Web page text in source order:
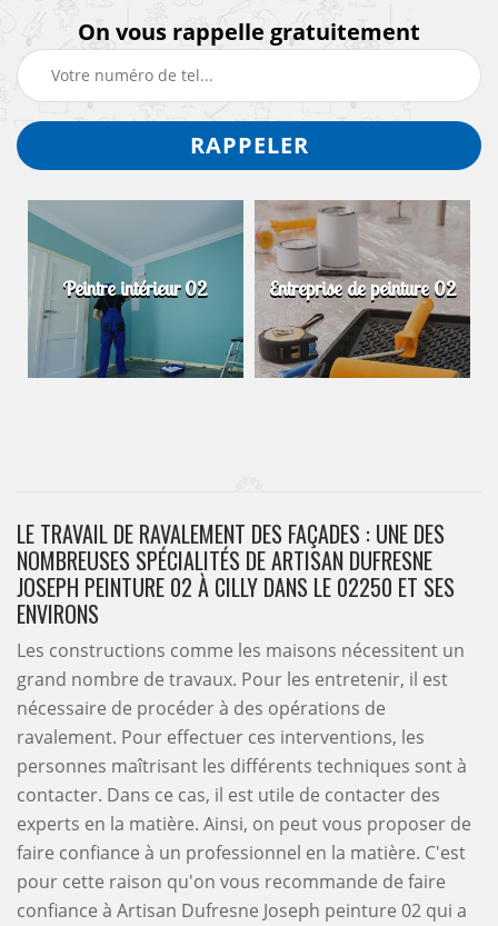
On vous rappelle gratuitement
Peintre intérieur 02 Entreprise de peinture 02
LE TRAVAIL DE RAVALEMENT DES FAÇADES : UNE DES
NOMBREUSES SPÉCIALITÉS DE ARTISAN DUFRESNE
JOSEPH PEINTURE 02 À CILLY DANS LE 02250 ET SES
ENVIRONS
Les constructions comme les maisons nécessitent un
grand nombre de travaux. Pour les entretenir, il est
nécessaire de procéder à des opérations de
ravalement. Pour effectuer ces interventions, les
personnes maîtrisant les différents techniques sont à
contacter. Dans ce cas, il est utile de contacter des
experts en la matière. Ainsi, on peut vous proposer de
faire confiance à un professionnel en la matière. C'est
pour cette raison qu'on vous recommande de faire
confiance à Artisan Dufresne Joseph peinture 02 qui a